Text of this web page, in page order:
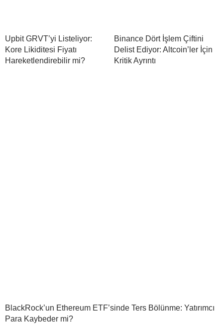
Upbit GRVT’yi Listeliyor:
Kore Likiditesi Fiyatı
Hareketlendirebilir mi?
Binance Dört İşlem Çiftini
Delist Ediyor: Altcoin’ler İçin
Kritik Ayrıntı
BlackRock’un Ethereum ETF’sinde Ters Bölünme: Yatırımcı
Para Kaybeder mi?